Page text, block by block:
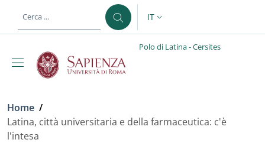
al contenuto principale
SELETTORE LINGUA:
IT
Polo di Latina - Cersites
Briciole di pane
Home /
Latina, città universitaria e della farmaceutica: c'è
l'intesa